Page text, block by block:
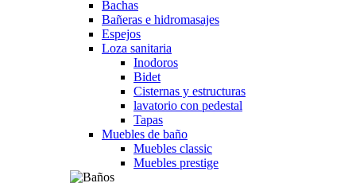
Bachas
Bañeras e hidromasajes
Espejos
Loza sanitaria
Inodoros
Bidet
Cisternas y estructuras
lavatorio con pedestal
Tapas
Muebles de baño
Muebles classic
Muebles prestige